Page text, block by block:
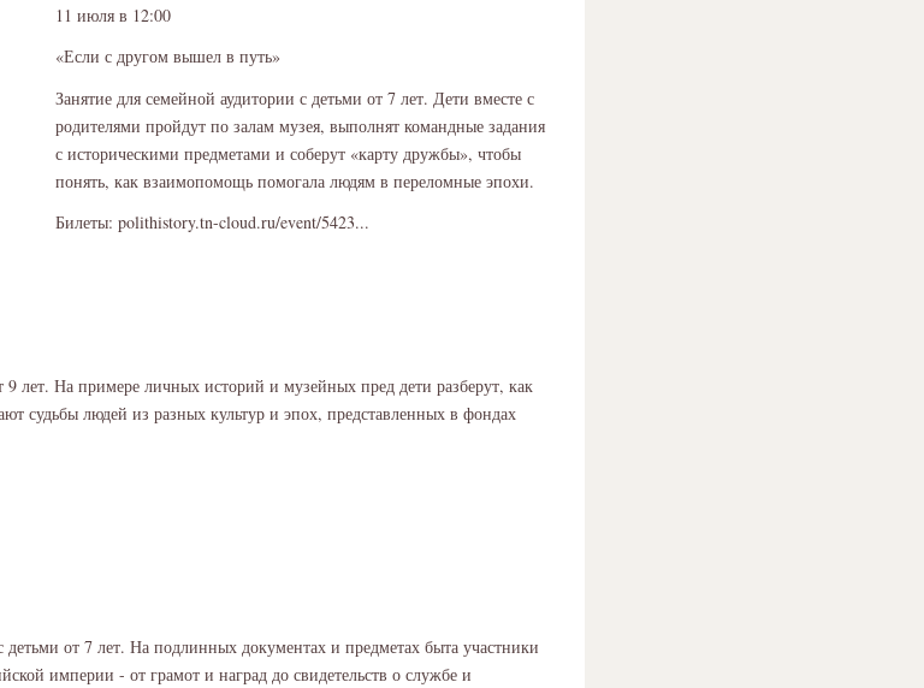
11 июля в 12:00
«Если с другом вышел в путь»
Занятие для семейной аудитории с детьми от 7 лет. Дети вместе с
родителями пройдут по залам музея, выполнят командные задания
с историческими предметами и соберут «карту дружбы», чтобы
понять, как взаимопомощь помогала людям в переломные эпохи.
Билеты: polithistory.tn-cloud.ru/event/5423...
9 лет. На примере личных историй и музейных пред дети разберут, как
судьбы людей из разных культур и эпох, представленных в фондах
от 7 лет. На подлинных документах и предметах быта участники
империи - от грамот и наград до свидетельств о службе и